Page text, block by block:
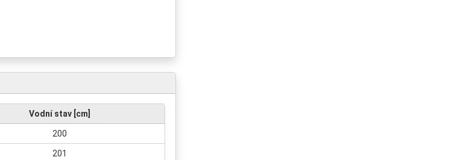
Vodní stav [cm]
200
201